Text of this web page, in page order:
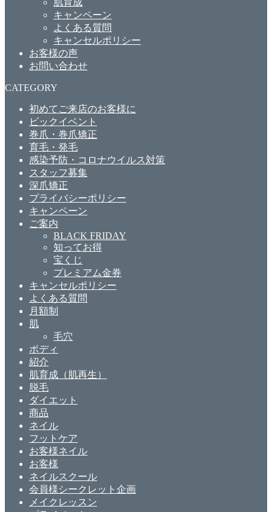
肌育成
キャンペーン
よくある質問
キャンセルポリシー
お客様の声
お問い合わせ
CATEGORY
初めてご来店のお客様に
ビックイベント
巻爪・巻爪矯正
育毛・発毛
感染予防・コロナウイルス対策
スタッフ募集
深爪矯正
プライバシーポリシー
キャンペーン
ご案内
BLACK FRIDAY
知ってお得
宝くじ
プレミアム金券
キャンセルポリシー
よくある質問
月額制
肌
毛穴
ボディ
紹介
肌育成（肌再生）
脱毛
ダイエット
商品
ネイル
フットケア
お客様ネイル
お客様
ネイルスクール
会員様シークレット企画
メイクレッスン